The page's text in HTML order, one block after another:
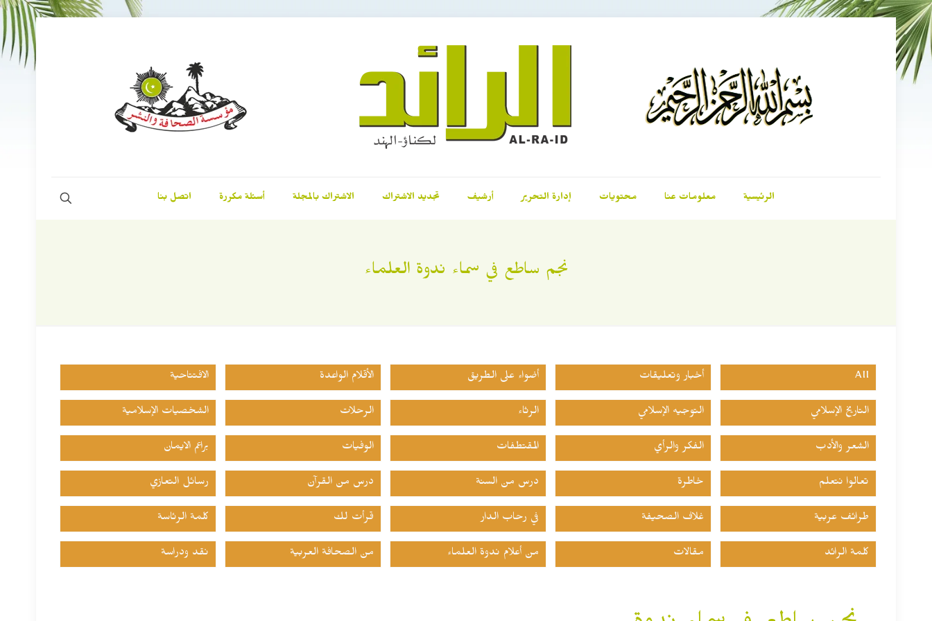
الرئيسية معلومات عنا محتويات إدارة التحرير أرشيف تجديد الاشتراك الاشتراك بالمجلة أسئلة مكررة اتصل بنا
نجم ساطع في سماء ندوة العلماء
All أخبار وتعليقات أضواء على الطريق الأقلام الواعدة الافتتاحية
التاريخ الإسلامي التوجيه الإسلامي الرثاء الرحلات الشخصيات الإسلامية
الشعر والأدب الفكر والرأي المقتطفات الوفيات براعم الايمان
تعالوا نتعلم خاطرة درس من السنة درس من القرآن رسائل التعازي
طرائف عربية غلاف الصحيفة في رحاب الدار قرأت لك كلمة الرئاسة
كلمة الرائد مقالات من أعلام ندوة العلماء من الصحافة العربية نقد ودراسة